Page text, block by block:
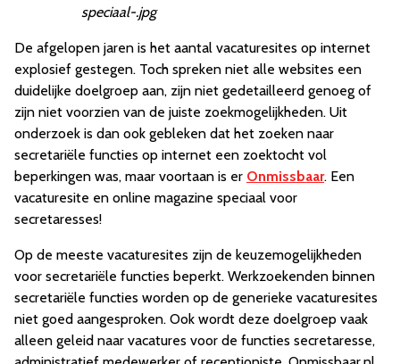
speciaal-.jpg
De afgelopen jaren is het aantal vacaturesites op internet
explosief gestegen. Toch spreken niet alle websites een
duidelijke doelgroep aan, zijn niet gedetailleerd genoeg of
zijn niet voorzien van de juiste zoekmogelijkheden. Uit
onderzoek is dan ook gebleken dat het zoeken naar
secretariële functies op internet een zoektocht vol
beperkingen was, maar voortaan is er Onmissbaar. Een
vacaturesite en online magazine speciaal voor
secretaresses!
Op de meeste vacaturesites zijn de keuzemogelijkheden
voor secretariële functies beperkt. Werkzoekenden binnen
secretariële functies worden op de generieke vacaturesites
niet goed aangesproken. Ook wordt deze doelgroep vaak
alleen geleid naar vacatures voor de functies secretaresse,